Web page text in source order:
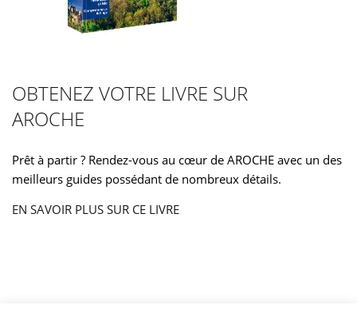
OBTENEZ VOTRE LIVRE SUR
AROCHE
Prêt à partir ? Rendez-vous au cœur de AROCHE avec un des
meilleurs guides possédant de nombreux détails.
EN SAVOIR PLUS SUR CE LIVRE